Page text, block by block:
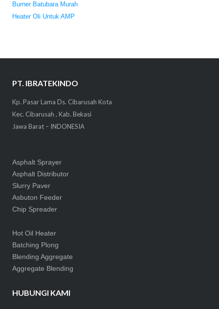
Burner Batubara Murah
Heater Oli Untuk AMP
PT. IBRATEKINDO
Kp. Pasar Lama Ds. Cibarusah Kota
Kec. Cibarusah , Kab. Bekasi
Jawa Barat – INDONESIA
Asphalt Sprayer
Asphalt Distributor
Slurry Paver
Asbuton Feeder
Chip Spreader
Hot Oil Heater
Batching Plong
Blending Aggregate
Aggregate Blending
HUBUNGI KAMI